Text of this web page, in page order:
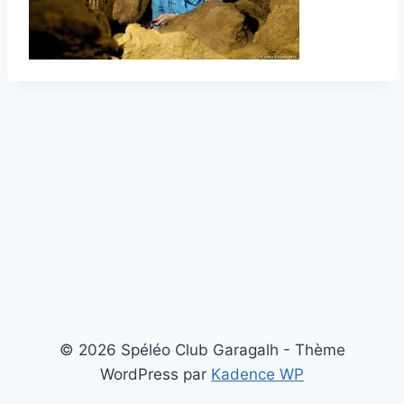
© 2026 Spéléo Club Garagalh - Thème
WordPress par Kadence WP